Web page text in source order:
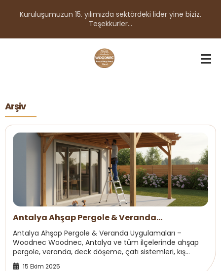
Kuruluşumuzun 15. yılımızda sektördeki lider yine biziz.
Teşekkürler...
Arşiv
Antalya Ahşap Pergole & Veranda
Uygulamaları
Antalya Ahşap Pergole & Veranda Uygulamaları –
Woodnec Woodnec, Antalya ve tüm ilçelerinde ahşap
pergole, veranda, deck döşeme, çatı sistemleri, kış
bahçesi ve sistre silim uygulamalarında uzmanla...
15 Ekim 2025